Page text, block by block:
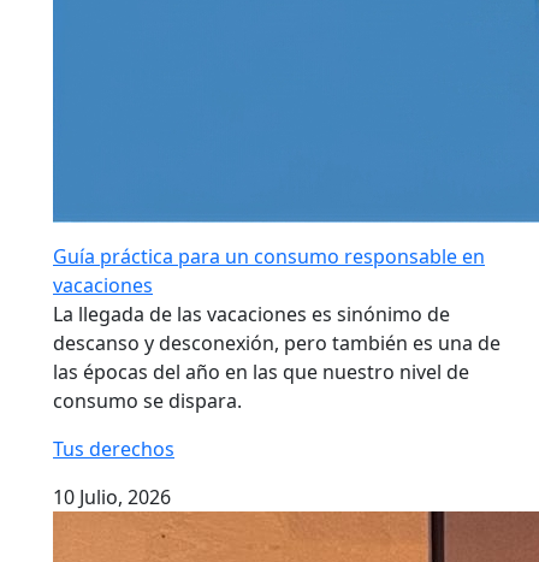
Guía práctica para un consumo responsable en
vacaciones
La llegada de las vacaciones es sinónimo de
descanso y desconexión, pero también es una de
las épocas del año en las que nuestro nivel de
consumo se dispara.
Tus derechos
10 Julio, 2026